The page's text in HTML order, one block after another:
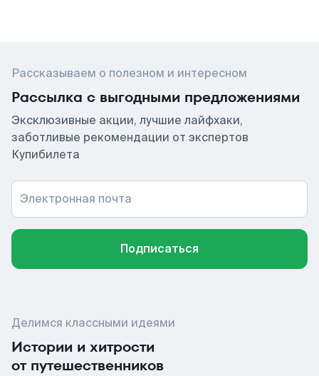
Рассказываем о полезном и интересном
Рассылка с выгодными предложениями
Эксклюзивные акции, лучшие лайфхаки,
заботливые рекомендации от экспертов
Купибилета
Электронная почта
Подписаться
Делимся классными идеями
Истории и хитрости
от путешественников